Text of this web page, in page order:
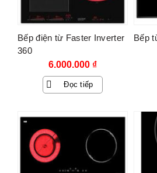
Bếp điện từ Faster Inverter
360
6.000.000 ₫
Đọc tiếp
Bếp